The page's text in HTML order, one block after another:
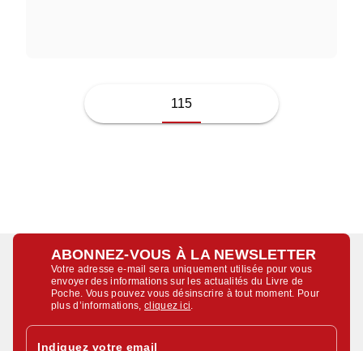
115
ABONNEZ-VOUS À LA NEWSLETTER
Votre adresse e-mail sera uniquement utilisée pour vous
envoyer des informations sur les actualités du Livre de
Poche. Vous pouvez vous désinscrire à tout moment. Pour
plus d’informations,cliquez ici
Indiquez votre email